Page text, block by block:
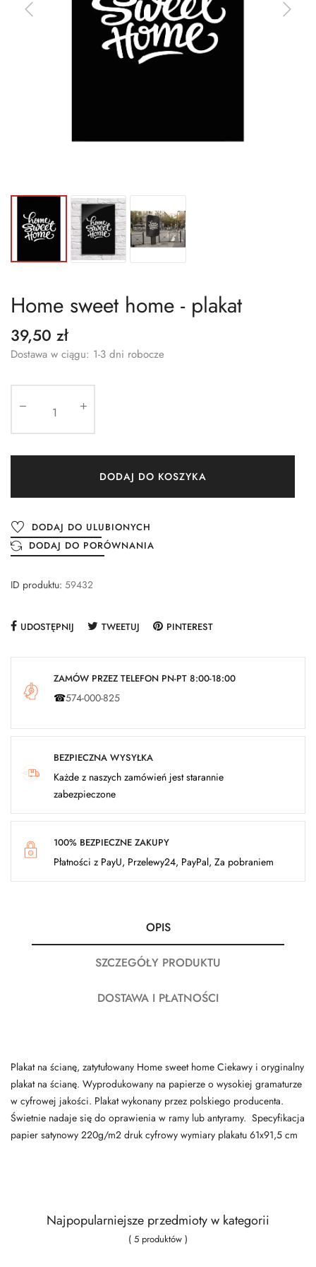
Home sweet home - plakat
39,50 zł
Dostawa w ciągu: 1-3 dni robocze
DODAJ DO KOSZYKA
DODAJ DO ULUBIONYCH
DODAJ DO PORÓWNANIA
ID produktu: 59432
UDOSTĘPNIJ TWEETUJ PINTEREST
ZAMÓW PRZEZ TELEFON PN-PT 8:00-18:00
☎574-000-825
BEZPIECZNA WYSYŁKA
Każde z naszych zamówień jest starannie
zabezpieczone
100% BEZPIECZNE ZAKUPY
Płatności z PayU, Przelewy24, PayPal, Za pobraniem
OPIS
SZCZEGÓŁY PRODUKTU
DOSTAWA I PŁATNOŚCI
Plakat na ścianę, zatytułowany Home sweet home Ciekawy i oryginalny
plakat na ścianę. Wyprodukowany na papierze o wysokiej gramaturze
w cyfrowej jakości. Plakat wykonany przez polskiego producenta.
Świetnie nadaje się do oprawienia w ramy lub antyramy. Specyfikacja
papier satynowy 220g/m2 druk cyfrowy wymiary plakatu 61x91,5 cm
Najpopularniejsze przedmioty w kategorii
( 5 produktów )